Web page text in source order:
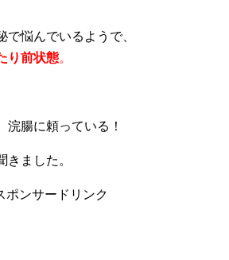
悩んでいるようで、
り前状態。
浣腸に頼っている！
きました。
ポンサードリンク